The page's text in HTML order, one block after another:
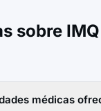
sobre
médicas